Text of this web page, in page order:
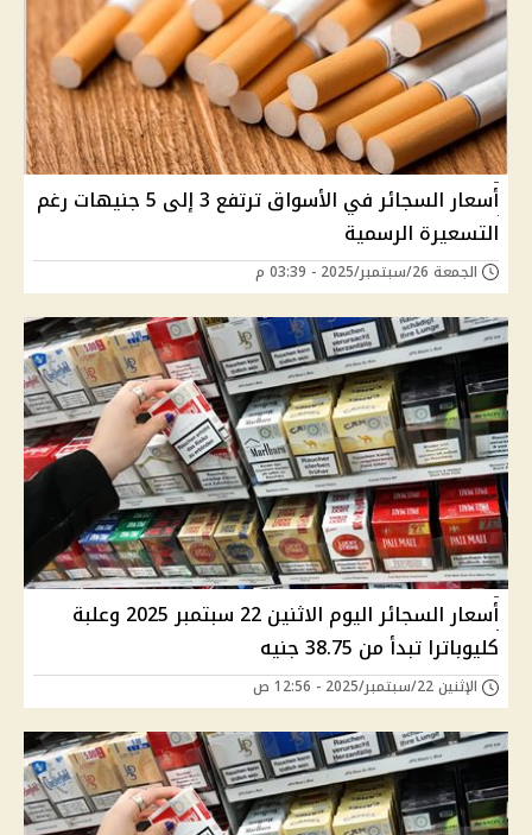
أسعار السجائر في الأسواق ترتفع 3 إلى 5 جنيهات رغم
التسعيرة الرسمية
الجمعة 26/سبتمبر/2025 - 03:39 م
أسعار السجائر اليوم الاثنين 22 سبتمبر 2025 وعلبة
كليوباترا تبدأ من 38.75 جنيه
الإثنين 22/سبتمبر/2025 - 12:56 ص